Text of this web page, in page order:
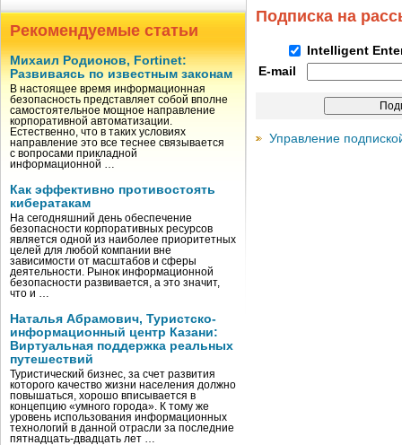
Рекомендуемые статьи
Михаил Родионов, Fortinet:
Развиваясь по известным законам
В настоящее время информационная
безопасность представляет собой вполне
самостоятельное мощное направление
корпоративной автоматизации.
Естественно, что в таких условиях
направление это все теснее связывается
с вопросами прикладной
информационной …
Как эффективно противостоять
кибератакам
На сегодняшний день обеспечение
безопасности корпоративных ресурсов
является одной из наиболее приоритетных
целей для любой компании вне
зависимости от масштабов и сферы
деятельности. Рынок информационной
безопасности развивается, а это значит,
что и …
Наталья Абрамович, Туристско-
информационный центр Казани:
Виртуальная поддержка реальных
путешествий
Туристический бизнес, за счет развития
которого качество жизни населения должно
повышаться, хорошо вписывается в
концепцию «умного города». К тому же
уровень использования информационных
технологий в данной отрасли за последние
пятнадцать-двадцать лет …
Подписка на
Intelligent
E-mail
Управление